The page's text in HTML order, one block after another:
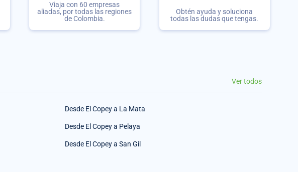
Viaja con 60 empresas
aliadas, por todas las regiones
de Colombia.
Obtén ayuda y soluciona
todas las dudas que tengas.
Ver todos
Desde El Copey a La Mata
Desde El Copey a Pelaya
Desde El Copey a San Gil